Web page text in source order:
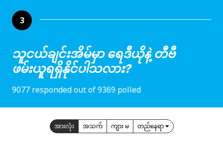
3
သူငယ်ချင်းအိမ်မှာ ရေဒီယိုနဲ့ တီဗီ
ဖမ်းယူရရှိနိုင်ပါသလား?
9077 responded out of 9369 polled
အားလုံး အသက် ကျား မ တည်နေရာ